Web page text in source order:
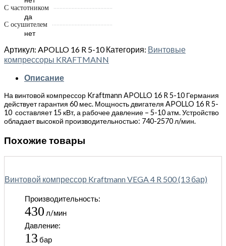
С частотником
да
С осушителем
нет
Артикул: APOLLO 16 R 5-10 Категория: Винтовые
компрессоры KRAFTMANN
Описание
На винтовой компрессор Kraftmann APOLLO 16 R 5-10 Германия
действует гарантия 60 мес. Мощность двигателя APOLLO 16 R 5-
10 составляет 15 кВт, а рабочее давление – 5-10 атм. Устройство
обладает высокой производительностью: 740-2570 л/мин.
Похожие товары
Винтовой компрессор Kraftmann VEGA 4 R 500 (13 бар)
Производительность:
430 л/мин
Давление:
13 бар